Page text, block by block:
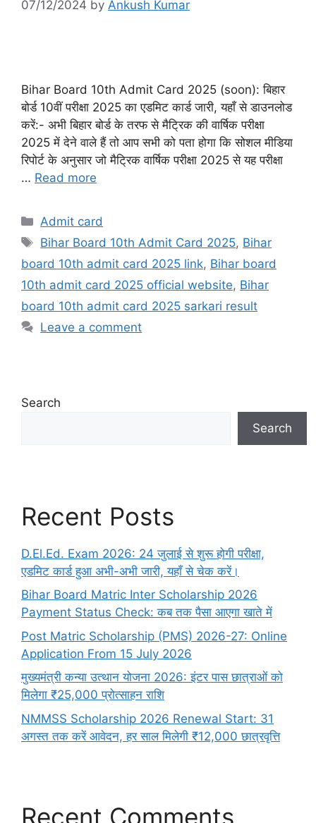
07/12/2024 by Ankush Kumar
Bihar Board 10th Admit Card 2025 (soon): बिहार
बोर्ड 10वीं परीक्षा 2025 का एडमिट कार्ड जारी, यहाँ से डाउनलोड
करें:- अभी बिहार बोर्ड के तरफ से मैट्रिक की वार्षिक परीक्षा
2025 में देने वाले हैं तो आप सभी को पता होगा कि सोशल मीडिया
रिपोर्ट के अनुसार जो मैट्रिक वार्षिक परीक्षा 2025 से यह परीक्षा
… Read more
Categories
Admit card
Tags
Bihar Board 10th Admit Card 2025, Bihar
board 10th admit card 2025 link, Bihar board
10th admit card 2025 official website, Bihar
board 10th admit card 2025 sarkari result
Leave a comment
Search
Search
Recent Posts
D.El.Ed. Exam 2026: 24 जुलाई से शुरू होगी परीक्षा,
एडमिट कार्ड हुआ अभी-अभी जारी, यहाँ से चेक करें।
Bihar Board Matric Inter Scholarship 2026
Payment Status Check: कब तक पैसा आएगा खाते में
Post Matric Scholarship (PMS) 2026-27: Online
Application From 15 July 2026
मुख्यमंत्री कन्या उत्थान योजना 2026: इंटर पास छात्राओं को
मिलेगा ₹25,000 प्रोत्साहन राशि
NMMSS Scholarship 2026 Renewal Start: 31
अगस्त तक करें आवेदन, हर साल मिलेगी ₹12,000 छात्रवृत्ति
Recent Comments